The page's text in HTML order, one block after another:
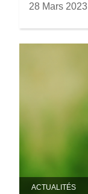
28 Mars 2023
ACTUALITÉS